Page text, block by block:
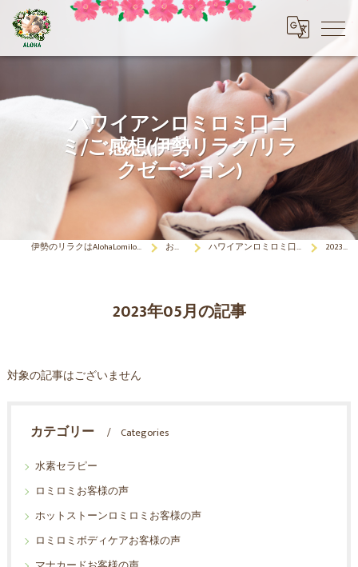
ハワイアンロミロミ口コ
ミ/ご感想(伊勢リラク/リラ
クゼーション)
伊勢のリラクはAlohaLomilomi HOKULELEcoco(アロハロミロミ ホクレレココ)☆彡 お客さまの声 ハワイアンロミロミ口コミ/ご感想(伊勢リラク/リラクゼーション) 2023年05月の記事
2023年05月の記事
対象の記事はございません
カテゴリー
Categories
水素セラピー
ロミロミお客様の声
ホットストーンロミロミお客様の声
ロミロミボディケアお客様の声